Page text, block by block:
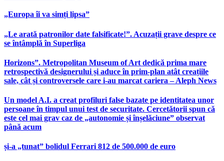
„Europa îi va simți lipsa”
„Le arată patronilor date falsificate!”. Acuzații grave despre ce
se întâmplă în Superliga
Horizons”. Metropolitan Museum of Art dedică prima mare
retrospectivă designerului și aduce în prim-plan atât creațiile
sale, cât și controversele care i-au marcat cariera – Aleph News
Un model A.I. a creat profiluri false bazate pe identitatea unor
persoane în timpul unui test de securitate. Cercetătorii spun că
este cel mai grav caz de „autonomie și înșelăciune” observat
până acum
și-a „tunat” bolidul Ferrari 812 de 500.000 de euro